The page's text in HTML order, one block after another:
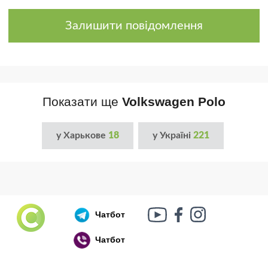
Залишити повідомлення
Показати ще Volkswagen Polo
у Харькове 18 у Україні 221
Чатбот
Чатбот